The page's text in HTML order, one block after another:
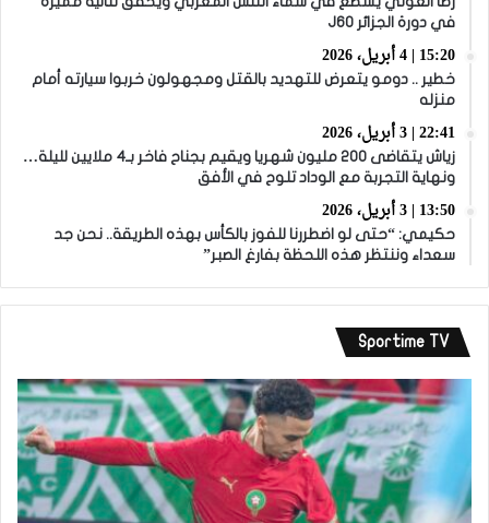
في دورة الجزائر J60
15:20 | 4 أبريل، 2026
خطير .. دومو يتعرض للتهديد بالقتل ومجهولون خربوا سيارته أمام
منزله
22:41 | 3 أبريل، 2026
زياش يتقاضى 200 مليون شهريا ويقيم بجناح فاخر بـ4 ملايين لليلة…
ونهاية التجربة مع الوداد تلوح في الأفق
13:50 | 3 أبريل، 2026
حكيمي: “حتى لو اضطررنا للفوز بالكأس بهذه الطريقة.. نحن جد
سعداء وننتظر هذه اللحظة بفارغ الصبر”
Sportime TV